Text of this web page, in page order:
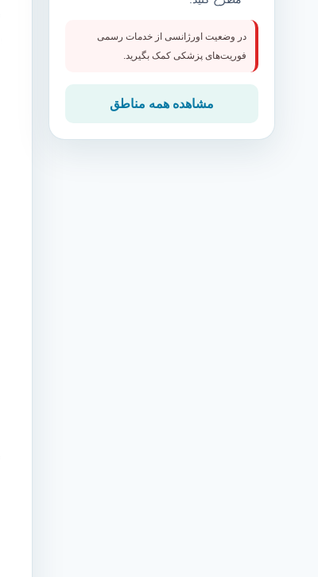
در وضعیت اورژانسی از خدمات رسمی
فوریت‌های پزشکی کمک بگیرید.
مشاهده همه مناطق